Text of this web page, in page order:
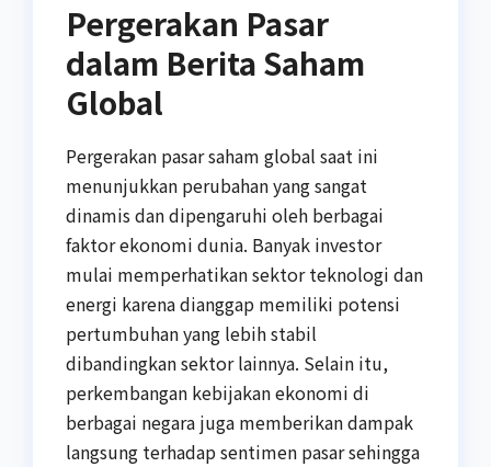
Pergerakan Pasar
dalam Berita Saham
Global
Pergerakan pasar saham global saat ini
menunjukkan perubahan yang sangat
dinamis dan dipengaruhi oleh berbagai
faktor ekonomi dunia. Banyak investor
mulai memperhatikan sektor teknologi dan
energi karena dianggap memiliki potensi
pertumbuhan yang lebih stabil
dibandingkan sektor lainnya. Selain itu,
perkembangan kebijakan ekonomi di
berbagai negara juga memberikan dampak
langsung terhadap sentimen pasar sehingga